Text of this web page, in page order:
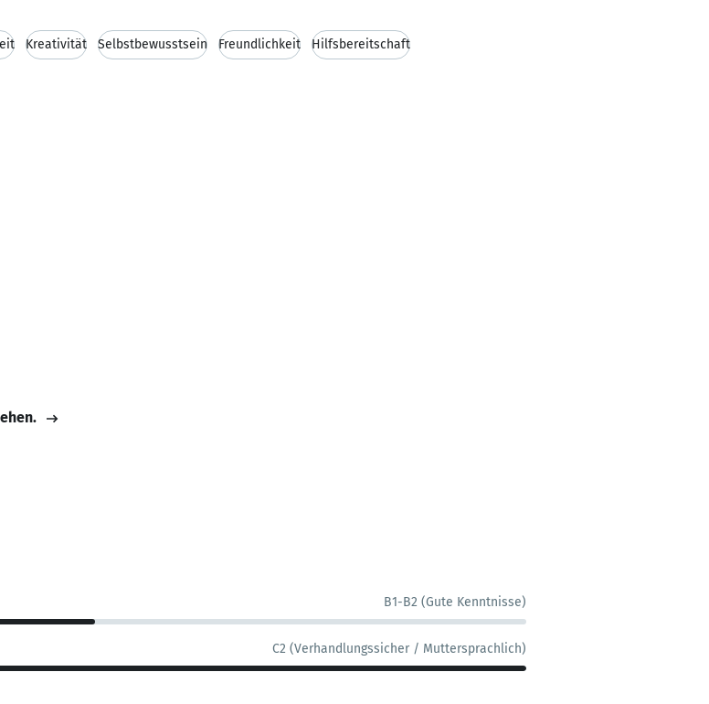
Kreativität Selbstbewusstsein Freundlichkeit Hilfsbereitschaft
B1-B2 (Gute Kenntnisse)
C2 (Verhandlungssicher / Muttersprachlich)